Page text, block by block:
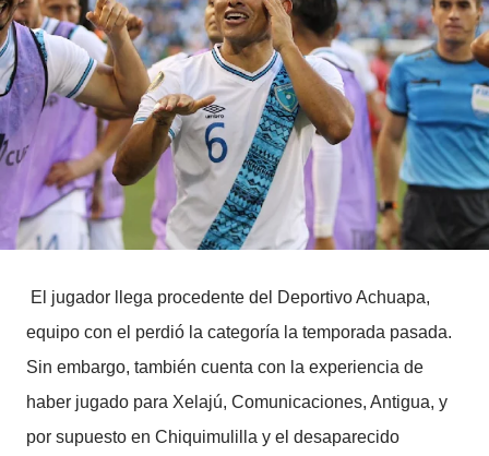
El jugador llega procedente del Deportivo Achuapa,
equipo con el perdió la categoría la temporada pasada.
Sin embargo, también cuenta con la experiencia de
haber jugado para Xelajú, Comunicaciones, Antigua, y
por supuesto en Chiquimulilla y el desaparecido